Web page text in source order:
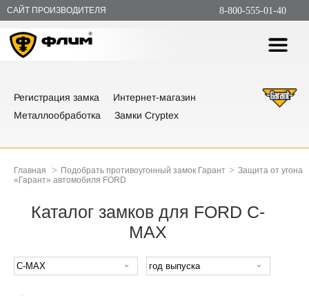
САЙТ ПРОИЗВОДИТЕЛЯ 8-800-555-01-40
Регистрация замка
Интернет-магазин
Металлообработка
Замки Cryptex
Главная > Подобрать противоугонный замок Гарант > Защита от угона
«Гарант» автомобиля FORD
Каталог замков для FORD C-
MAX